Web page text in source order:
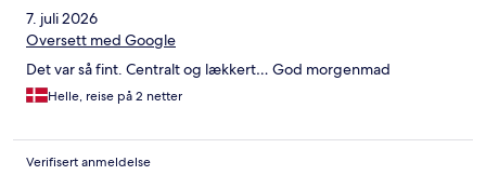
7. juli 2026
Oversett med Google
Det var så fint. Centralt og lækkert… God morgenmad
Helle, reise på 2 netter
Verifisert anmeldelse